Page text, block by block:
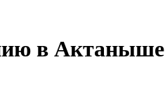
в Актаныше